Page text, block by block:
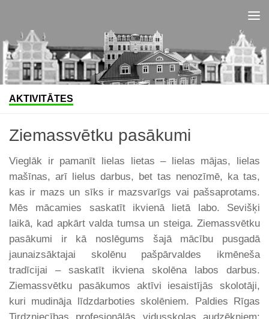
AKTIVITĀTES
Ziemassvētku pasākumi
Vieglāk ir pamanīt lielas lietas – lielas mājas, lielas
mašīnas, arī lielus darbus, bet tas nenozīmē, ka tas,
kas ir mazs un sīks ir mazsvarīgs vai pašsaprotams.
Mēs mācamies saskatīt ikvienā lietā labo. Sevišķi
laikā, kad apkārt valda tumsa un steiga. Ziemassvētku
pasākumi ir kā noslēgums šajā mācību pusgadā
jaunaizsāktajai skolēnu pašpārvaldes ikmēneša
tradīcijai – saskatīt ikviena skolēna labos darbus.
Ziemassvētku pasākumos aktīvi iesaistījās skolotāji,
kuri mudināja līdzdarboties skolēniem. Paldies Rīgas